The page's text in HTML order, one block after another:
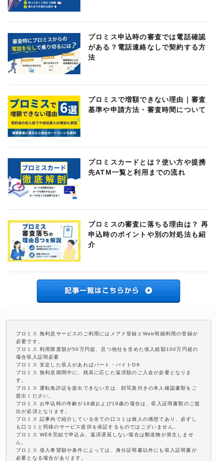
プロミス申込時の審査では電話確認
がある？電話連絡なしで契約する方
法
プロミスで増額できない理由｜審査
基準や申請方法・審査時間について
プロミスカードとは？使い方や提携
先ATM一覧と利用までの流れ
プロミスの審査に落ちる理由は？ 再
申込時のポイントや別の対処法も紹
介
プロミス 無利息サービスのご利用にはメアド登録とWeb明細利用の登録が
必要です。
プロミス 利用限度額が50万円超、且つ他社を含めた借入総額100万円超の
場合収入証明必要
プロミス 安定した収入があればパート・バイトOK
プロミス 無利息期間中に、残高に応じた返済額のご入金が必要となりま
す。
プロミス 運転免許証を提出できない方は、顔写真付きの本人確認書類をご
提出ください。
プロミス お申込時の年齢が18歳および19歳の場合は、収入証明書類のご提
出が必須となります。
プロミス 記事内で紹介している全ての口コミは個人の感想であり、必ずし
も口コミと同様のサービス提供を保証するものではございません。
プロミス WEB完結で申込み、返済遅延しない場合は郵送物が発生しませ
ん。
プロミス 借入希望額や条件によっては、身分証明書以外にも収入証明書が
必要となる場合があります。